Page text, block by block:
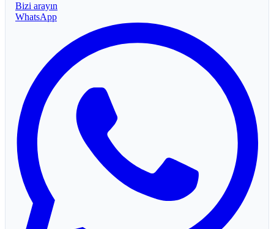
Bizi arayın
WhatsApp